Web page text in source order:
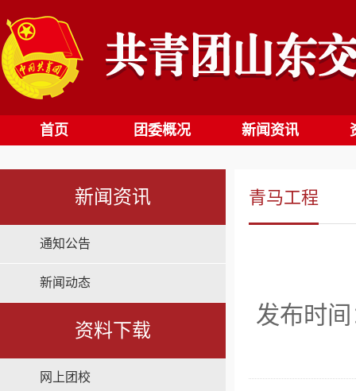
首页 团委概况 新闻资讯
新闻资讯
通知公告
新闻动态
资料下载
网上团校
青马工程
发布时